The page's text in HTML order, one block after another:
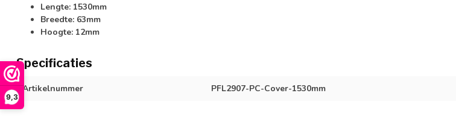
9,3
Lengte: 1530mm
Breedte: 63mm
Hoogte: 12mm
Specificaties
Artikelnummer PFL2907-PC-Cover-1530mm